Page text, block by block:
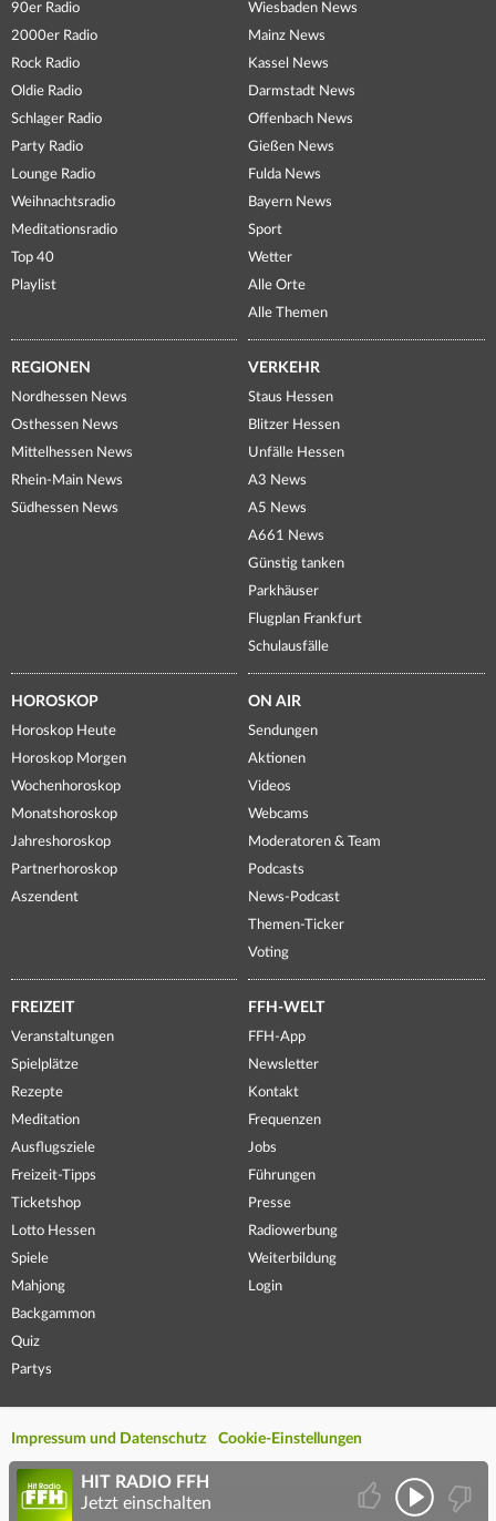
90er Radio
2000er Radio
Rock Radio
Oldie Radio
Schlager Radio
Party Radio
Lounge Radio
Weihnachtsradio
Meditationsradio
Top 40
Playlist
Wiesbaden News
Mainz News
Kassel News
Darmstadt News
Offenbach News
Gießen News
Fulda News
Bayern News
Sport
Wetter
Alle Orte
Alle Themen
REGIONEN
Nordhessen News
Osthessen News
Mittelhessen News
Rhein-Main News
Südhessen News
VERKEHR
Staus Hessen
Blitzer Hessen
Unfälle Hessen
A3 News
A5 News
A661 News
Günstig tanken
Parkhäuser
Flugplan Frankfurt
Schulausfälle
HOROSKOP
Horoskop Heute
Horoskop Morgen
Wochenhoroskop
Monatshoroskop
Jahreshoroskop
Partnerhoroskop
Aszendent
ON AIR
Sendungen
Aktionen
Videos
Webcams
Moderatoren & Team
Podcasts
News-Podcast
Themen-Ticker
Voting
FREIZEIT
Veranstaltungen
Spielplätze
Rezepte
Meditation
Ausflugsziele
Freizeit-Tipps
Ticketshop
Lotto Hessen
Spiele
Mahjong
Backgammon
Quiz
Partys
FFH-WELT
FFH-App
Newsletter
Kontakt
Frequenzen
Jobs
Führungen
Presse
Radiowerbung
Weiterbildung
Login
Impressum und Datenschutz Cookie-Einstellungen
HIT RADIO FFH
Jetzt einschalten